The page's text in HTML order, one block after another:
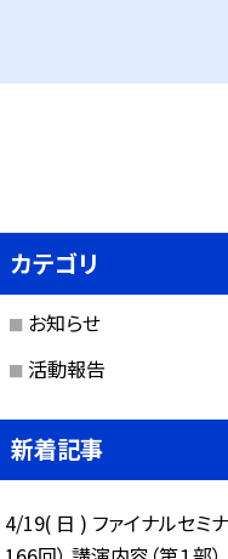
カテゴリ
お知らせ
活動報告
新着記事
4/19( 日 ) ファイナルセミ